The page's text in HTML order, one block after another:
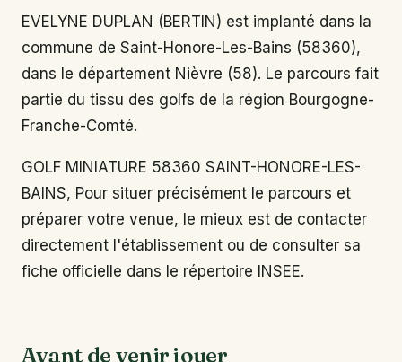
EVELYNE DUPLAN (BERTIN) est implanté dans la
commune de Saint-Honore-Les-Bains (58360),
dans le département Nièvre (58). Le parcours fait
partie du tissu des golfs de la région Bourgogne-
Franche-Comté.
GOLF MINIATURE 58360 SAINT-HONORE-LES-
BAINS, Pour situer précisément le parcours et
préparer votre venue, le mieux est de contacter
directement l'établissement ou de consulter sa
fiche officielle dans le répertoire INSEE.
Avant de venir jouer